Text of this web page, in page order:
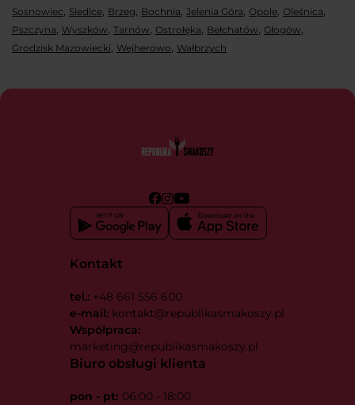
Sosnowiec, Siedlce, Brzeg, Bochnia, Jelenia Góra, Opole, Oleśnica,
Pszczyna, Wyszków, Tarnów, Ostrołęka, Bełchatów, Głogów,
Grodzisk Mazowiecki, Wejherowo, Wałbrzych
Kontakt
tel.: +48 661 556 600
e-mail: kontakt@republikasmakoszy.pl
Współpraca:
marketing@republikasmakoszy.pl
Biuro obsługi klienta
pon - pt: 06:00 - 18:00